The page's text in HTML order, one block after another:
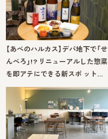
【あべのハルカス】デパ地下で「せ
んべろ」!? リニューアルした惣菜
を即アテにできる新スポ ット…